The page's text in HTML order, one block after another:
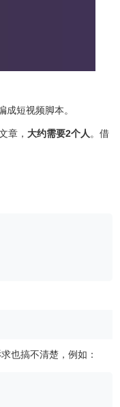
短视频脚本。
章， 大约需要2个人 。借
也搞不清楚，例如：